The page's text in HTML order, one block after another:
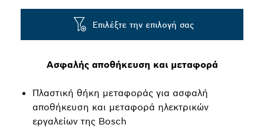
Ασφαλής αποθήκευση και μεταφορά
Πλαστική θήκη μεταφοράς για ασφαλή
αποθήκευση και μεταφορά ηλεκτρικών
εργαλείων της Bosch
Επιλέξτε την επιλογή σας